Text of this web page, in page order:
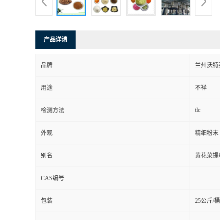
产品详请
品牌 兰州沃特
用途 不祥
检测方法 tlc
外观 精细粉末
别名 黄花菜提
CAS编号
包装 25公斤/桶